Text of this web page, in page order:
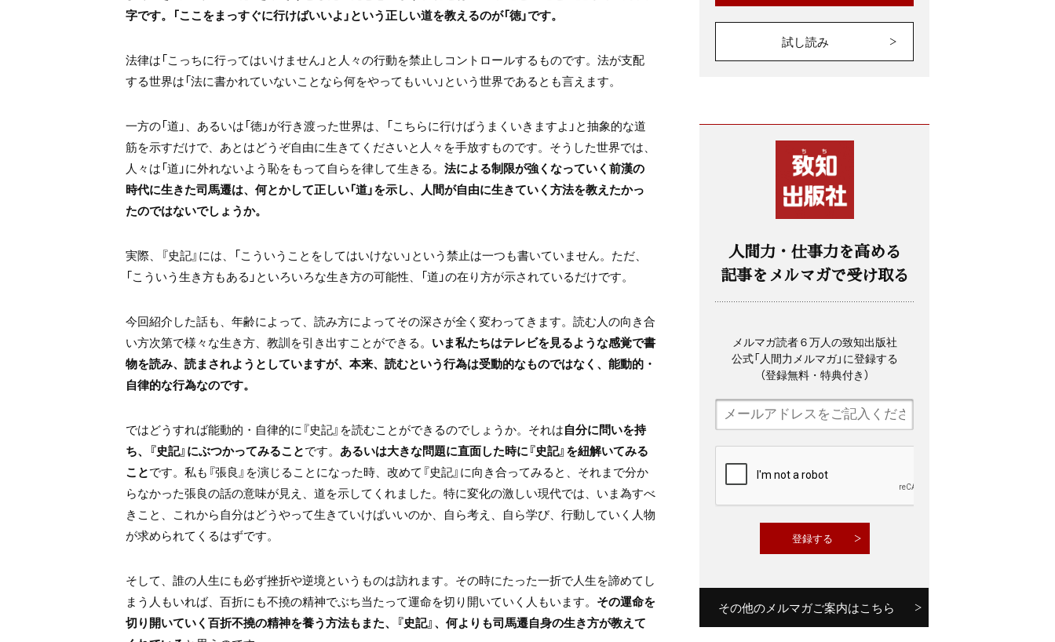
字です。「ここをまっすぐに行けばいいよ」という正しい道を教えるのが「徳」です。
法律は「こっちに行ってはいけません」と人々の行動を禁止しコントロールするものです。法が支配
する世界は「法に書かれていないことなら何をやってもいい」という世界であるとも言えます。
一方の「道」、あるいは「徳」が行き渡った世界は、「こちらに行けばうまくいきますよ」と抽象的な道
筋を示すだけで、あとはどうぞ自由に生きてくださいと人々を手放すものです。そうした世界では、
人々は「道」に外れないよう恥をもって自らを律して生きる。 法による制限が強くなっていく前漢の
時代に生きた司馬遷は、何とかして正しい「道」を示し、人間が自由に生きていく方法を教えたかっ
たのではないでしょうか。
実際、『史記』には、「こういうことをしてはいけない」という禁止は一つも書いていません。ただ、
「こういう生き方もある」といろいろな生き方の可能性、「道」の在り方が示されているだけです。
今回紹介した話も、年齢によって、読み方によってその深さが全く変わってきます。読む人の向き合
い方次第で様々な生き方、教訓を引き出すことができる。 いま私たちはテレビを見るような感覚で書
物を読み、読まされようとしていますが、本来、読むという行為は受動的なものではなく、能動的・
自律的な行為なのです。
ではどうすれば能動的・自律的に『史記』を読むことができるのでしょうか。それは自分に問いを持
ち、『史記』にぶつかってみることです。 あるいは大きな問題に直面した時に『史記』を紐解いてみる
ことです。私も『張良』を演じることになった時、改めて『史記』に向き合ってみると、それまで分か
らなかった張良の話の意味が見え、道を示してくれました。特に変化の激しい現代では、いま為すべ
きこと、これから自分はどうやって生きていけばいいのか、自ら考え、自ら学び、行動していく人物
が求められてくるはずです。
そして、誰の人生にも必ず挫折や逆境というものは訪れます。その時にたった一折で人生を諦めてし
まう人もいれば、百折にも不撓の精神でぶち当たって運命を切り開いていく人もいます。 その運命を
切り開いていく百折不撓の精神を養う方法もまた、『史記』、何よりも司馬遷自身の生き方が教えて
試し読み
人間力・仕事力を高める
記事をメルマガで受け取る
メルマガ読者６万人の致知出版社
公式「人間力メルマガ」に登録する
（登録無料・特典付き）
その他のメルマガご案内はこちら